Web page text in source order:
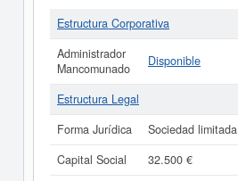
Estructura Corporativa
Administrador
Mancomunado
Disponible
Estructura Legal
Forma Jurídica
Sociedad limitada
Capital Social
32.500 €